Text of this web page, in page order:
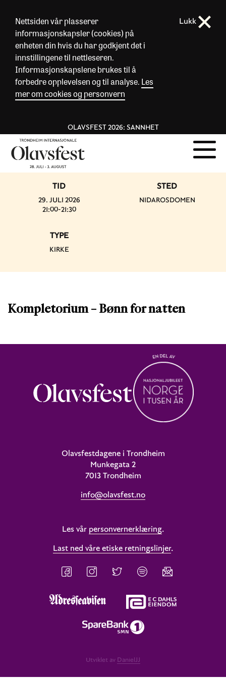
Nettsiden vår plasserer
informasjonskapsler (cookies) på
enheten din hvis du har godkjent det i
innstillingene til nettleseren.
Informasjonskapslene brukes til å
forbedre opplevelsen og til analyse. Les
mer om cookies og personvern
Lukk
OLAVSFEST 2026: SANNHET
Kompletorium – Bønn for natten
TID
29. JULI 2026
21:00-21:30
STED
NIDAROSDOMEN
TYPE
KIRKE
Olavsfestdagene i Trondheim
Munkegata 2
7013 Trondheim
info@olavsfest.no
Les vår personvernerklæring.
Last ned våre etiske retningslinjer.
Utviklet av DanielJJ